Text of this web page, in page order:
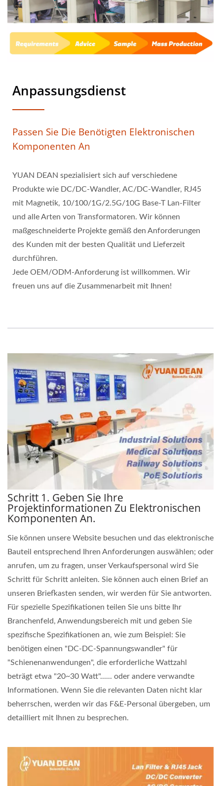
Anpassungsdienst
Passen Sie Die Benötigten Elektronischen
Komponenten An
YUAN DEAN spezialisiert sich auf verschiedene
Produkte wie DC/DC-Wandler, AC/DC-Wandler, RJ45
mit Magnetik, 10/100/1G/2.5G/10G Base-T Lan-Filter
und alle Arten von Transformatoren. Wir können
maßgeschneiderte Projekte gemäß den Anforderungen
des Kunden mit der besten Qualität und Lieferzeit
durchführen.
Jede OEM/ODM-Anforderung ist willkommen. Wir
freuen uns auf die Zusammenarbeit mit Ihnen!
Schritt 1. Geben Sie Ihre
Projektinformationen Zu Elektronischen
Komponenten An.
Sie können unsere Website besuchen und das elektronische
Bauteil entsprechend Ihren Anforderungen auswählen; oder
anrufen, um zu fragen, unser Verkaufspersonal wird Sie
Schritt für Schritt anleiten. Sie können auch einen Brief an
unseren Briefkasten senden, wir werden für Sie antworten.
Für spezielle Spezifikationen teilen Sie uns bitte Ihr
Branchenfeld, Anwendungsbereich mit und geben Sie
spezifische Spezifikationen an, wie zum Beispiel: Sie
benötigen einen "DC-DC-Spannungswandler" für
"Schienenanwendungen", die erforderliche Wattzahl
beträgt etwa "20~30 Watt"...... oder andere verwandte
Informationen. Wenn Sie die relevanten Daten nicht klar
beherrschen, werden wir das F&E-Personal übergeben, um
detailliert mit Ihnen zu besprechen.